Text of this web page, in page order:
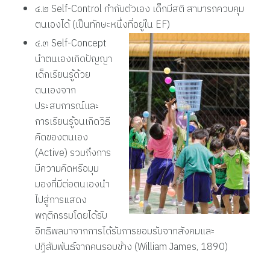
๔.๒ Self-Control กำกับตัวเอง เด็กมีสติ สามารถควบคุม
ตนเองได้ (เป็นทักษะหนึ่งที่อยู่ใน EF)
๔.๓ Self-Concept
นำตนเองเกิดปัญญา
เด็กเรียนรู้ด้วย
ตนเองจาก
ประสบการณ์และ
การเรียนรู้จนเกิดวิธี
คิดของตนเอง
(Active) รวมถึงการ
มีความคิดหรือมุม
มองที่มีต่อตนเองนำ
ไปสู่การแสดง
พฤติกรรมโดยได้รับ
อิทธิพลมาจากการได้รับการยอมรับจากสังคมและ
ปฏิสัมพันธ์จากคนรอบข้าง (William James, 1890)